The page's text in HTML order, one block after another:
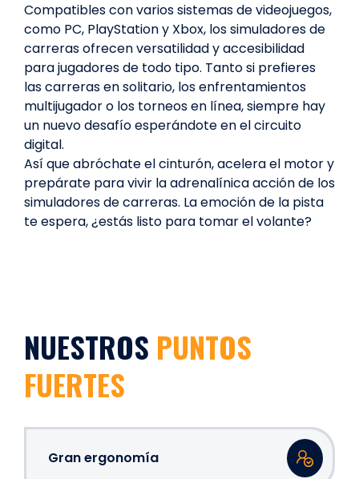
Compatibles con varios sistemas de videojuegos,
como PC, PlayStation y Xbox, los simuladores de
carreras ofrecen versatilidad y accesibilidad
para jugadores de todo tipo. Tanto si prefieres
las carreras en solitario, los enfrentamientos
multijugador o los torneos en línea, siempre hay
un nuevo desafío esperándote en el circuito
digital.
Así que abróchate el cinturón, acelera el motor y
prepárate para vivir la adrenalínica acción de los
simuladores de carreras. La emoción de la pista
te espera, ¿estás listo para tomar el volante?
NUESTROS PUNTOS
FUERTES
Gran ergonomía